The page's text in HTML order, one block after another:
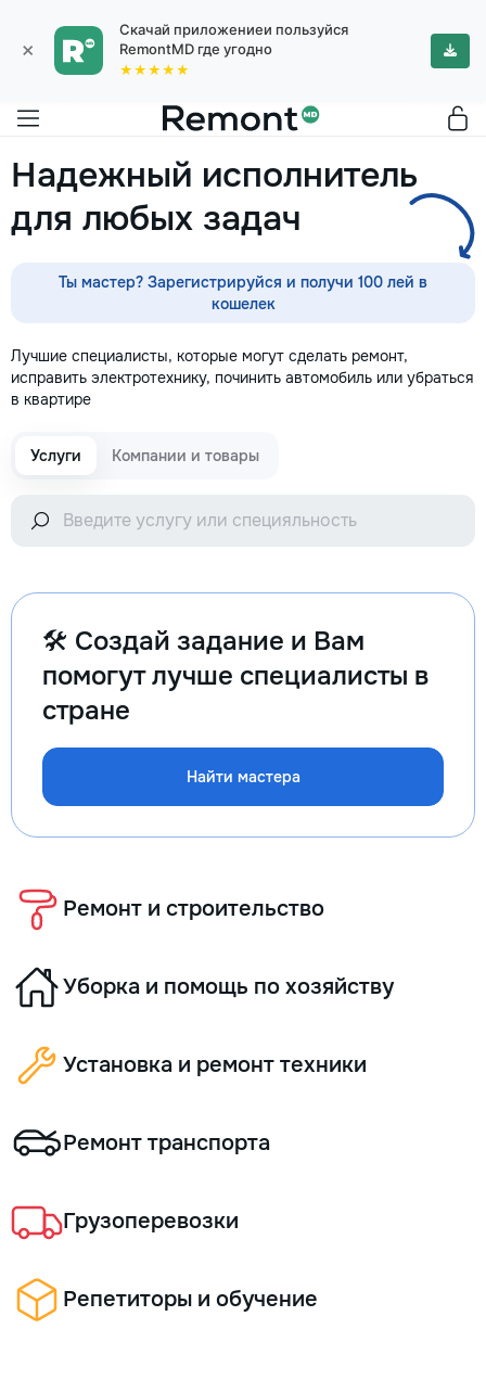
×
Скачай приложениеи пользуйся
RemontMD где угодно
★★★★★
Надежный исполнитель
для любых задач
Ты мастер? Зарегистрируйся и получи 100 лей в
кошелек
Лучшие специалисты, которые могут сделать ремонт,
исправить электротехнику, починить автомобиль или убраться
в квартире
Услуги Компании и товары
🛠️ Создай задание и Вам
помогут лучше специалисты в
стране
Найти мастера
Ремонт и строительство
Уборка и помощь по хозяйству
Установка и ремонт техники
Ремонт транспорта
Грузоперевозки
Репетиторы и обучение